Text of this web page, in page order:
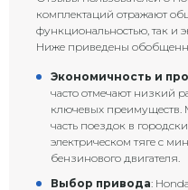
комплектаций отражают
функциональностью, так и
Ниже приведены
Экономичность и
часто отмечают низкий
ключевых преимуществ.
часть поездок в
электрическом тяге с
бензинового двигателя.
Выбор привода: